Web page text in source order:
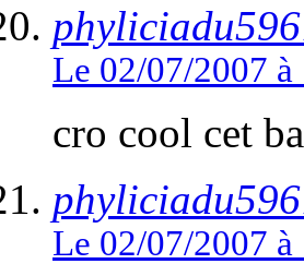
Le 02/07/2007 à
cro cool cet
Le 02/07/2007 à